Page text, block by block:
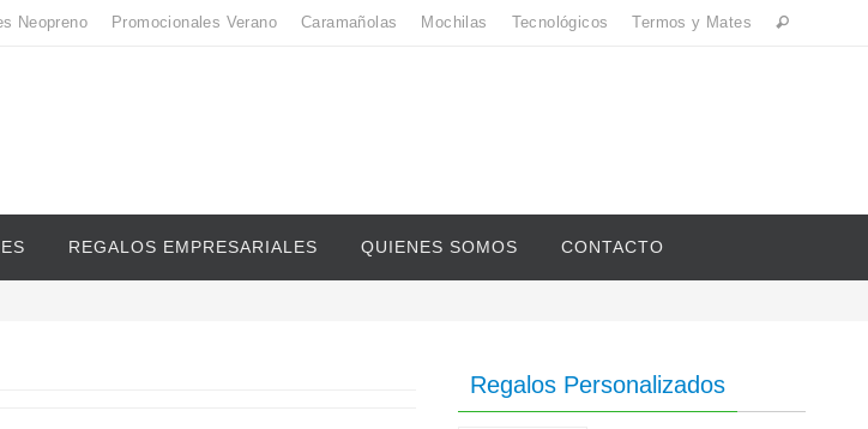
Neopreno Promocionales Verano Caramañolas Mochilas Tecnológicos Termos y Mates
REGALOS EMPRESARIALES QUIENES SOMOS CONTACTO
Regalos Personalizados